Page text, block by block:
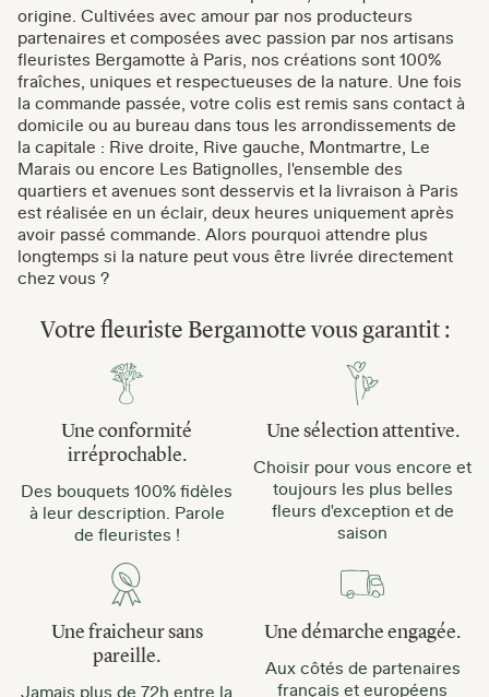
origine. Cultivées avec amour par nos producteurs
partenaires et composées avec passion par nos artisans
fleuristes Bergamotte à Paris, nos créations sont 100%
fraîches, uniques et respectueuses de la nature. Une fois
la commande passée, votre colis est remis sans contact à
domicile ou au bureau dans tous les arrondissements de
la capitale : Rive droite, Rive gauche, Montmartre, Le
Marais ou encore Les Batignolles, l'ensemble des
quartiers et avenues sont desservis et la livraison à Paris
est réalisée en un éclair, deux heures uniquement après
avoir passé commande. Alors pourquoi attendre plus
longtemps si la nature peut vous être livrée directement
chez vous ?
Votre fleuriste Bergamotte vous garantit :
Une conformité
irréprochable.
Des bouquets 100% fidèles
à leur description. Parole
de fleuristes !
Une sélection attentive.
Choisir pour vous encore et
toujours les plus belles
fleurs d'exception et de
saison
Une fraicheur sans
pareille.
Jamais plus de 72h entre la
Une démarche engagée.
Aux côtés de partenaires
français et européens